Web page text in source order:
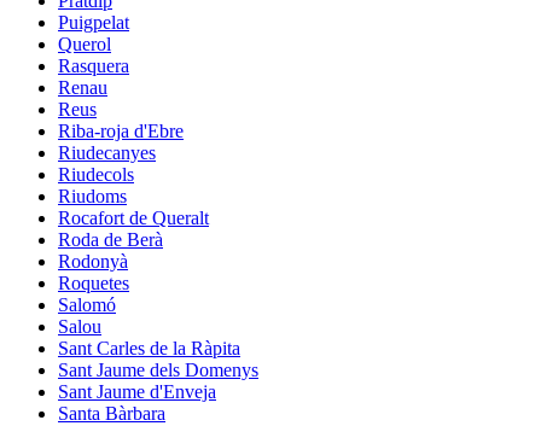
Puigpelat
Querol
Rasquera
Renau
Reus
Riba-roja d'Ebre
Riudecanyes
Riudecols
Riudoms
Rocafort de Queralt
Roda de Berà
Rodonyà
Roquetes
Salomó
Salou
Sant Carles de la Ràpita
Sant Jaume dels Domenys
Sant Jaume d'Enveja
Santa Bàrbara